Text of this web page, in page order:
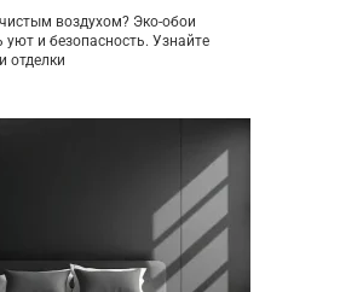
воздухом? Эко-обои
уют и безопасность. Узнайте
отделки